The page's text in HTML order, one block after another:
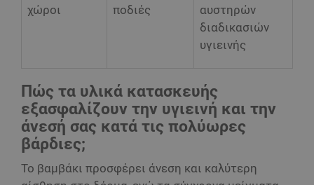
χώροι
ποδιές
αυστηρών
διαδικασιών
υγιεινής
Πώς τα υλικά κατασκευής
εξασφαλίζουν την υγιεινή και την
άνεσή σας κατά τις πολύωρες
βάρδιες;
Το βαμβάκι προσφέρει άνεση και καλύτερη